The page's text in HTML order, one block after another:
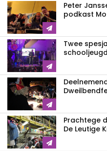
Peter
podkast
Twee
Prachtege
De Leutige